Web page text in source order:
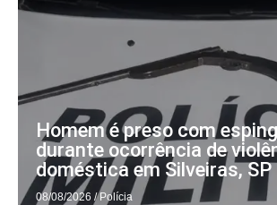
Homem é preso com
durante ocorrência de
doméstica em Silveiras, SP
08/08/2026 / Polícia